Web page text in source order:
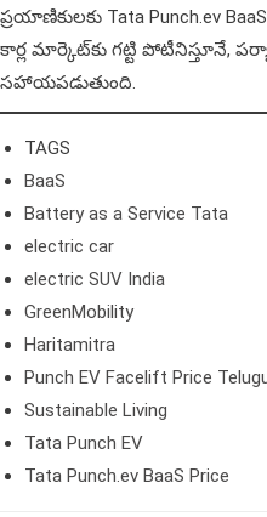
ప్రయాణికులకు Tata Punch.ev
కార్ల మార్కెట్‌కు గట్టి పోటీనిస్తూనే,
సహాయపడుతుంది.
TAGS
BaaS
Battery as a Service Tata
electric car
electric SUV India
GreenMobility
Haritamitra
Punch EV Facelift Price
Sustainable Living
Tata Punch EV
Tata Punch.ev BaaS Price